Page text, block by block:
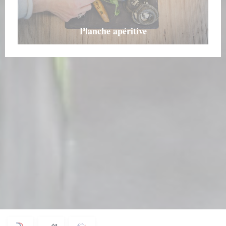
Planche apéritive